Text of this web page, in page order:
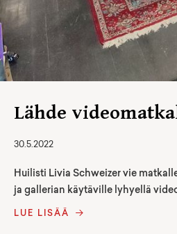
Lähde
30.5.2022
Huilisti Livia Schweizer vie
ja gallerian käytäville lyhyellä
LUE LISÄÄ